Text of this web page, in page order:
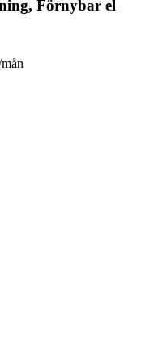
Förnybar el